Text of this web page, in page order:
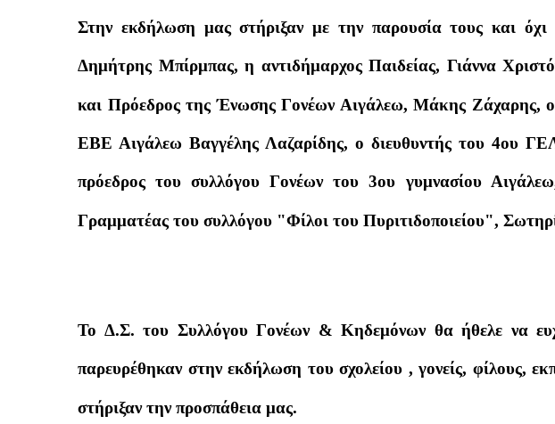
Στην εκδήλωση μας στήριξαν με την παρουσία τους και
Δημήτρης Μπίρμπας, η αντιδήμαρχος Παιδείας, Γιάννα
και Πρόεδρος της Ένωσης Γονέων Αιγάλεω, Μάκης Ζάχαρης,
ΕΒΕ Αιγάλεω Βαγγέλης Λαζαρίδης, ο διευθυντής του 4ου
πρόεδρος του συλλόγου Γονέων του 3ου γυμνασίου
Γραμματέας του συλλόγου "Φίλοι του Πυριτιδοποιείου",
Το Δ.Σ. του Συλλόγου Γονέων & Κηδεμόνων θα ήθελε να
παρευρέθηκαν στην εκδήλωση του σχολείου , γονείς, φίλους,
στήριξαν την προσπάθεια μας.